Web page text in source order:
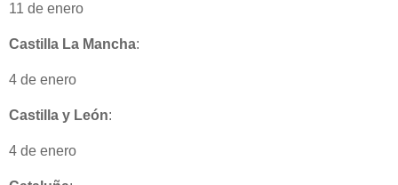
11 de enero
Castilla La Mancha:
4 de enero
Castilla y León:
4 de enero